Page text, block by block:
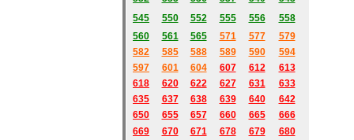
545
550 552 555 556
558
560
561 565 571 577
579
582
585 588 589 590
594
597
601 604 607 612
613
618
620 622 627 631
633
635
637 638 639 640
642
650
655 657 660 665
666
669
670 671 678 679
680